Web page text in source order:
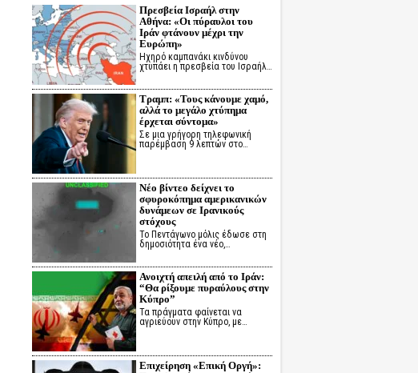
Πρεσβεία Ισραήλ στην
Αθήνα: «Οι πύραυλοι του
Ιράν φτάνουν μέχρι την
Ευρώπη»
Ηχηρό καμπανάκι κινδύνου
χτυπάει η πρεσβεία του Ισραήλ…
Τραμπ: «Τους κάνουμε χαμό,
αλλά το μεγάλο χτύπημα
έρχεται σύντομα»
Σε μια γρήγορη τηλεφωνική
παρέμβαση 9 λεπτών στο…
Νέο βίντεο δείχνει το
σφυροκόπημα αμερικανικών
δυνάμεων σε Ιρανικούς
στόχους
Το Πεντάγωνο μόλις έδωσε στη
δημοσιότητα ένα νέο,…
Ανοιχτή απειλή από το Ιράν:
“Θα ρίξουμε πυραύλους στην
Κύπρο”
Τα πράγματα φαίνεται να
αγριεύουν στην Κύπρο, με…
Επιχείρηση «Επική Οργή»: